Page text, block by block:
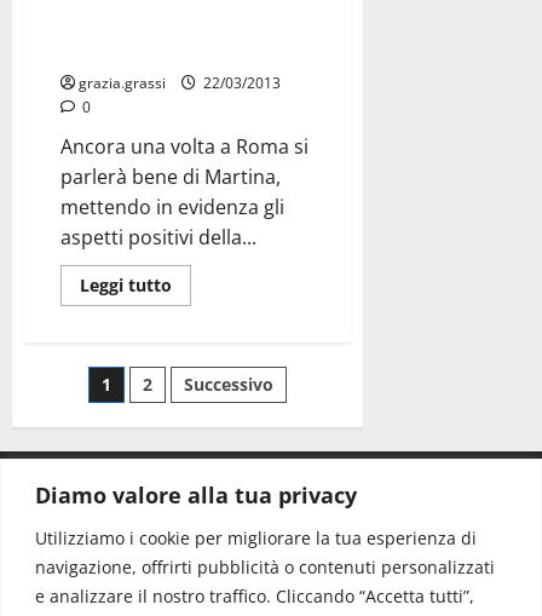
Diamo valore alla tua privacy
Utilizziamo i cookie per migliorare la tua esperienza di
navigazione, offrirti pubblicità o contenuti personalizzati
e analizzare il nostro traffico. Cliccando “Accetta tutti”,
grazia.grassi
22/03/2013
0
Ancora una volta a Roma si
parlerà bene di Martina,
mettendo in evidenza gli
aspetti positivi della...
Leggi tutto
1 2 Successivo
CONTATTI.
Redazione: redazione@www.martinasera.it
Direttore:direttore@www.martinasera.it